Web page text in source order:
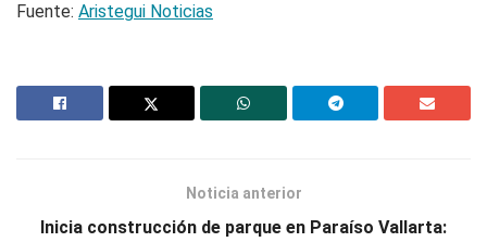
Fuente: Aristegui Noticias
Noticia anterior
Inicia construcción de parque en Paraíso Vallarta: